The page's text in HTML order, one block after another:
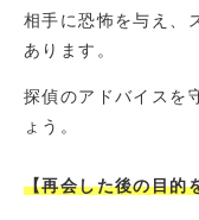
相手に恐怖を与え、
あります。
探偵のアドバイスを
ょう。
【再会した後の目的